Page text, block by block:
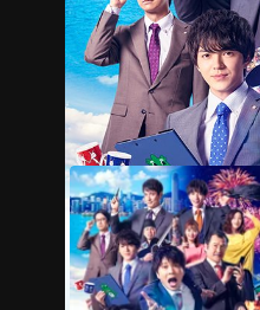
ตัวอย่าง ภาพนิ่ง